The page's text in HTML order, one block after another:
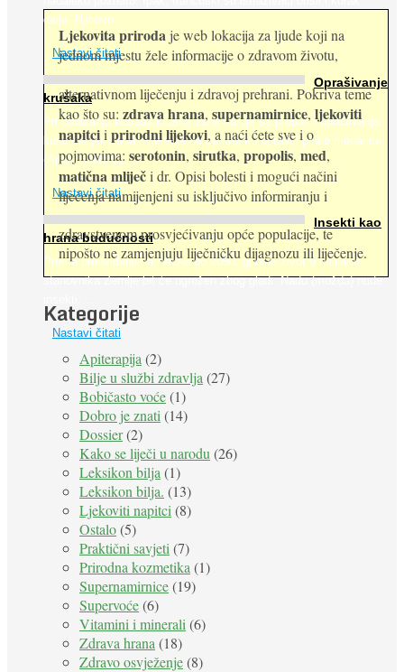
dalje. Njihovo ...
Nastavi čitati
Oprašivanje
krušaka
Pri podizanju nasada kruške zanemaruje se problem oprašivanja
kukcima jer vlada uvjerenje da će krušku oprašiti pčele medarice
(Apis mellifera). ...
Nastavi čitati
Insekti kao
hrana budućnosti
Prema predviđanjima FAO-a do 2050. godine život 9 milijardi
stanovnika Zemlje bit će ugrožen zbog gladi. Nadu (možda) nude
Nastavi čitati
Ljekovita priroda je web lokacija za ljude koji na
jednom mjestu žele informacije o zdravom životu,
alternativnom liječenju i zdravoj prehrani. Pokriva teme
kao što su: zdrava hrana, supernamirnice, ljekoviti
napitciiprirodni lijekovi, a naći ćete sve i o
pojmovima: serotonin, sirutka, propolis, med,
matična mliječi dr. Opisi bolesti i mogući načini
liječenja namijenjeni su isključivo informiranju i
zdravstvenom prosvjećivanju opće populacije, te
nipošto ne zamjenjuju liječničku dijagnozu ili liječenje.
Kategorije
Apiterapija (2)
Bilje u službi zdravlja (27)
Bobičasto voće(1)
Dobro je znati (14)
Dossier(2)
Kako se liječi u narodu (26)
Leksikon bilja (1)
Leksikon bilja. (13)
Ljekoviti napitci (8)
Ostalo(5)
Praktični savjeti (7)
Prirodna kozmetika (1)
Supernamirnice(19)
Supervoće(6)
Vitamini i minerali (6)
Zdrava hrana (18)
Zdravo osvježenje(8)